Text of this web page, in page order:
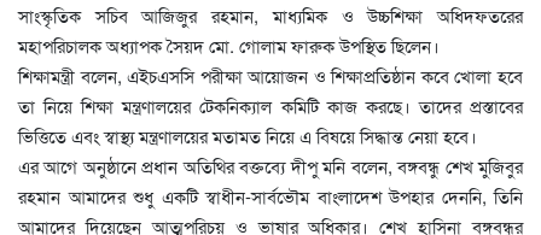
সাংস্কৃতিক সচিব আজিজুর রহমান, মাধ্যমিক ও উচ্চশিক্ষা অধিদফতরের
মহাপরিচালক অধ্যাপক সৈয়দ মো. গোলাম ফারুক উপস্থিত ছিলেন।
শিক্ষামন্ত্রী বলেন, এইচএসসি পরীক্ষা আয়োজন ও শিক্ষাপ্রতিষ্ঠান কবে খোলা হবে
তা নিয়ে শিক্ষা মন্ত্রণালয়ের টেকনিক্যাল কমিটি কাজ করছে। তাদের প্রস্তাবের
ভিত্তিতে এবং স্বাস্থ্য মন্ত্রণালয়ের মতামত নিয়ে এ বিষয়ে সিদ্ধান্ত নেয়া হবে।
এর আগে অনুষ্ঠানে প্রধান অতিথির বক্তব্যে দীপু মনি বলেন, বঙ্গবন্ধু শেখ মুজিবুর
রহমান আমাদের শুধু একটি স্বাধীন-সার্বভৌম বাংলাদেশ উপহার দেননি, তিনি
আমাদের দিয়েছেন আত্মপরিচয় ও ভাষার অধিকার। শেখ হাসিনা বঙ্গবন্ধুর